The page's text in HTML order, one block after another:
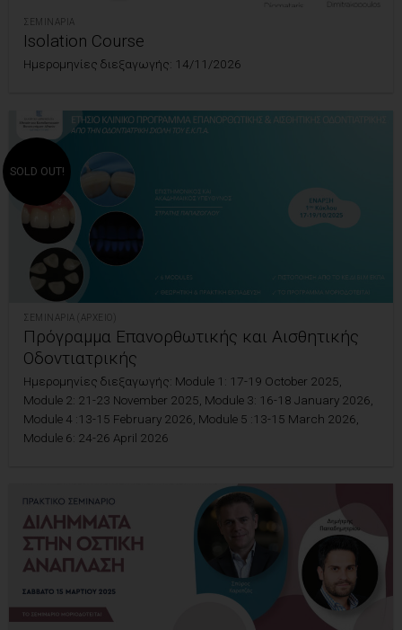
ΣΕΜΙΝΆΡΙΑ
Isolation Course
Ημερομηνίες διεξαγωγής: 14/11/2026
SOLD OUT!
ΣΕΜΙΝΆΡΙΑ (ΑΡΧΕΊΟ)
Πρόγραμμα Επανορθωτικής και Αισθητικής
Οδοντιατρικής
Ημερομηνίες διεξαγωγής: Module 1: 17-19 October 2025,
Module 2: 21-23 November 2025, Module 3: 16-18 January 2026,
Module 4 :13-15 February 2026, Module 5 :13-15 March 2026,
Module 6: 24-26 April 2026